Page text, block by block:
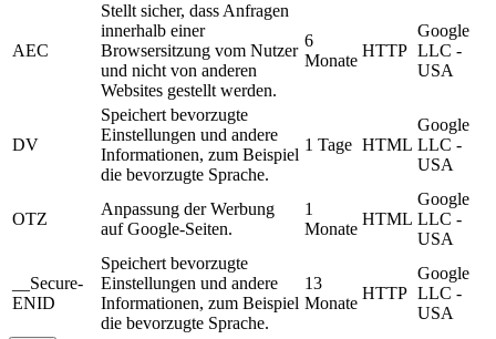
AEC
Stellt sicher, dass Anfragen
innerhalb einer
Browsersitzung vom Nutzer
und nicht von anderen
Websites gestellt werden.
6
Monate
HTTP
Google
LLC -
USA
DV
Speichert bevorzugte
Einstellungen und andere
Informationen, zum Beispiel
die bevorzugte Sprache.
1 Tage HTML
Google
LLC -
USA
OTZ
Anpassung der Werbung
auf Google-Seiten.
1
Monate
HTML
Google
LLC -
USA
__Secure-
ENID
Speichert bevorzugte
Einstellungen und andere
Informationen, zum Beispiel
die bevorzugte Sprache.
13
Monate
HTTP
Google
LLC -
USA